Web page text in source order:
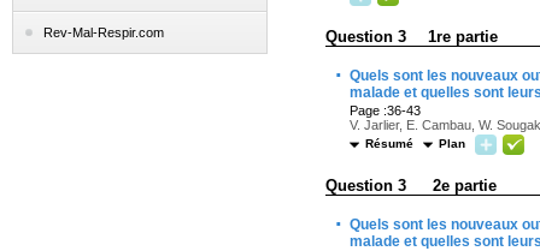
Rev-Mal-Respir.com Question 3 1re partie
· Quels sont les nouveaux
malade et quelles sont
Page :36-43
V. Jarlier, E. Cambau, W.
Résumé Plan
Question 3 2e partie
· Quels sont les nouveaux
malade et quelles sont